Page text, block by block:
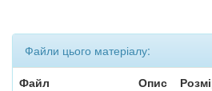
Файли цього матеріалу:
Файл
Опис